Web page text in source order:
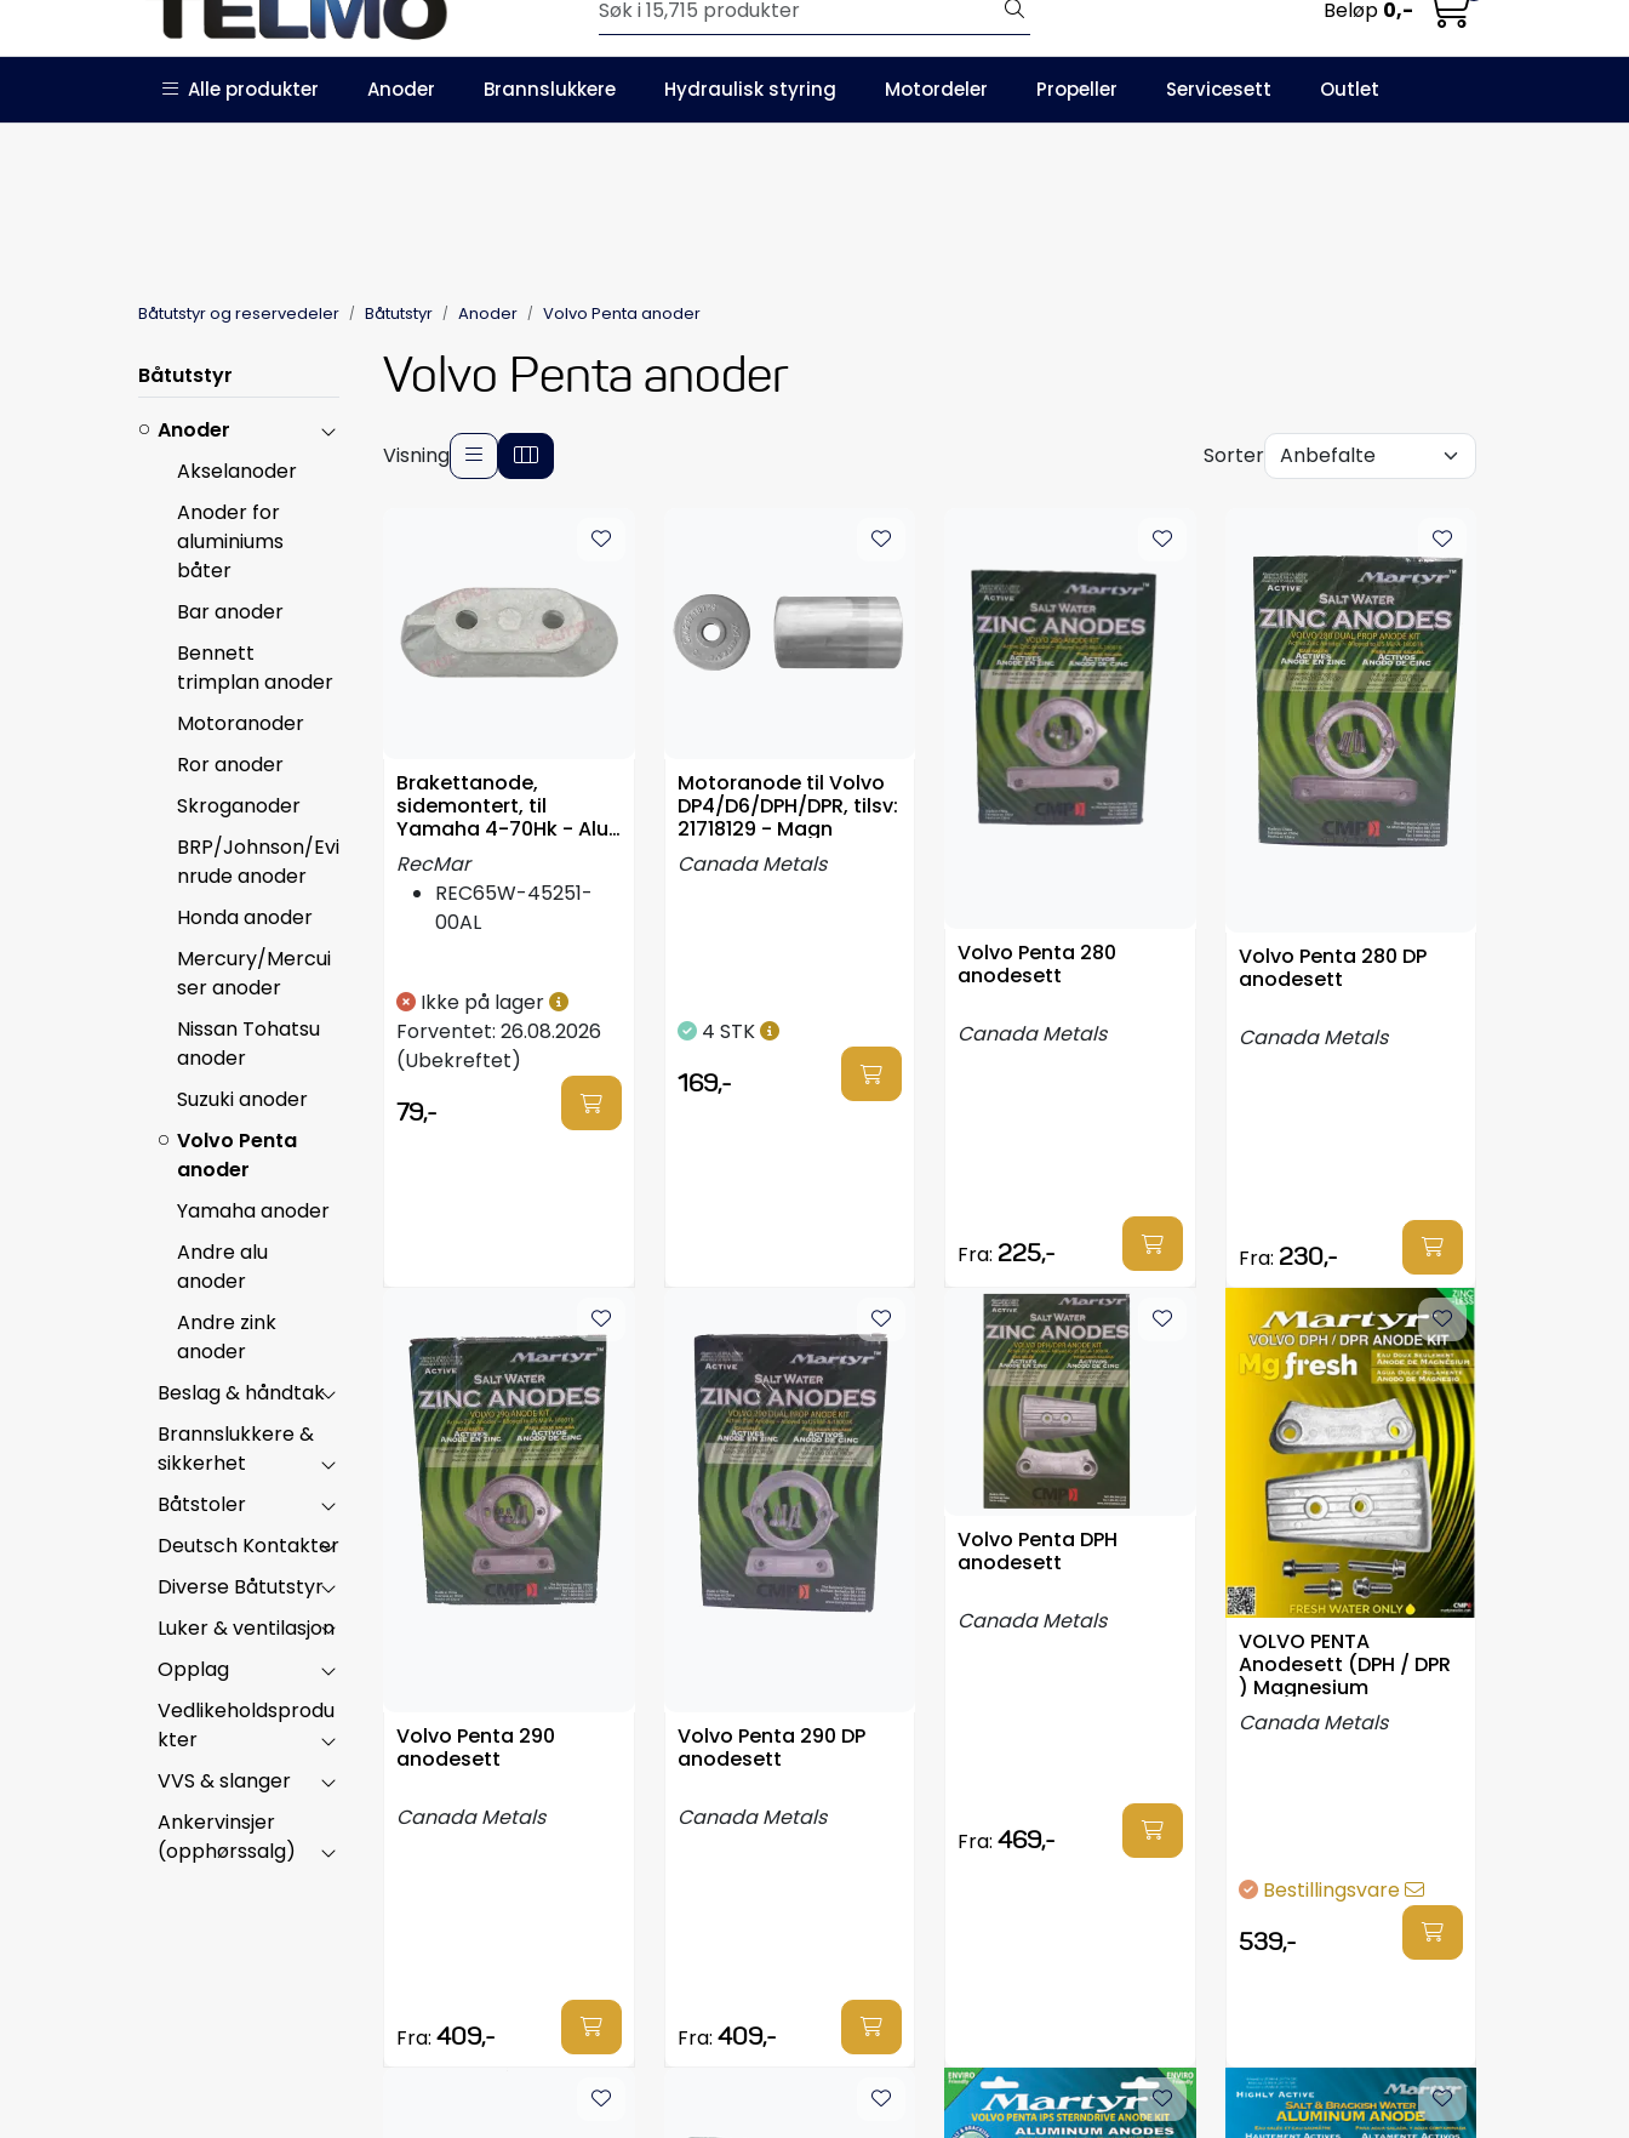
Outlet
Trustpilot | Forhandlersøknad | Våre kataloger NO Infosenter Favoritter
Beløp 0,-
Alle produkter Anoder Brannslukkere Hydraulisk styring Motordeler Propeller Servicesett Outlet
Båtutstyr og reservedeler Båtutstyr Anoder Volvo Penta anoder
Båtutstyr
Anoder
Akselanoder
Anoder for
aluminiums
båter
Bar anoder
Bennett
trimplan anoder
Motoranoder
Ror anoder
Skroganoder
BRP/Johnson/Evi
nrude anoder
Honda anoder
Mercury/Mercui
ser anoder
Nissan Tohatsu
anoder
Suzuki anoder
Volvo Penta
anoder
Yamaha anoder
Andre alu
anoder
Andre zink
anoder
Beslag & håndtak
Brannslukkere &
sikkerhet
Båtstoler
Deutsch Kontakter
Diverse Båtutstyr
Luker & ventilasjon
Opplag
Vedlikeholdsprodu
kter
VVS & slanger
Ankervinsjer
(opphørssalg)
Volvo Penta anoder
Visning Sorter
Brakettanode,
sidemontert, til
Yamaha 4-70Hk - Alu
U/gjenger
RecMar
REC65W-45251-
00AL
Ikke på lager
Forventet: 26.08.2026
(Ubekreftet)
79,-
Motoranode til Volvo
DP4/D6/DPH/DPR, tilsv:
21718129 - Magn
Canada Metals
4 STK
169,-
Volvo Penta 280
anodesett
Canada Metals
Fra: 225,-
Volvo Penta 280 DP
anodesett
Canada Metals
Fra: 230,-
Volvo Penta 290
anodesett
Canada Metals
Fra: 409,-
Volvo Penta 290 DP
anodesett
Canada Metals
Fra: 409,-
Volvo Penta DPH
anodesett
Canada Metals
Fra: 469,-
VOLVO PENTA
Anodesett (DPH / DPR
) Magnesium
Canada Metals
Bestillingsvare
539,-